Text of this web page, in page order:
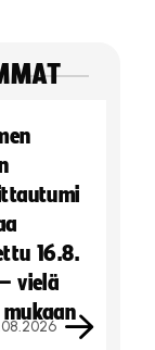
16.8.
vielä